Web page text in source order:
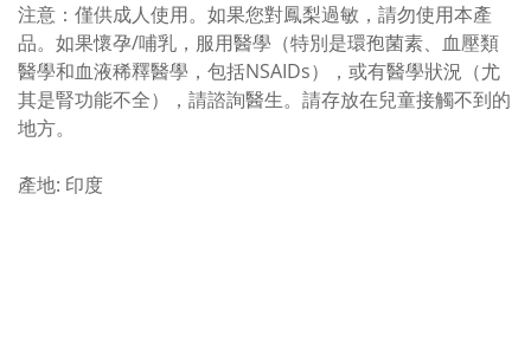
注意：僅供成人使用。如果您對鳳梨過敏，請勿使用本產
品。如果懷孕/哺乳，服用醫學（特別是環孢菌素、血壓類
醫學和血液稀釋醫學，包括NSAIDs），或有醫學狀況（尤
其是腎功能不全），請諮詢醫生。請存放在兒童接觸不到的
地方。
產地: 印度